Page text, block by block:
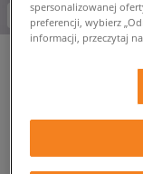
-10% za min. 350 zł kod:
TIMBERLAND
EYE
spersonalizowanej
preferencji, wybierz
informacji, przeczytaj